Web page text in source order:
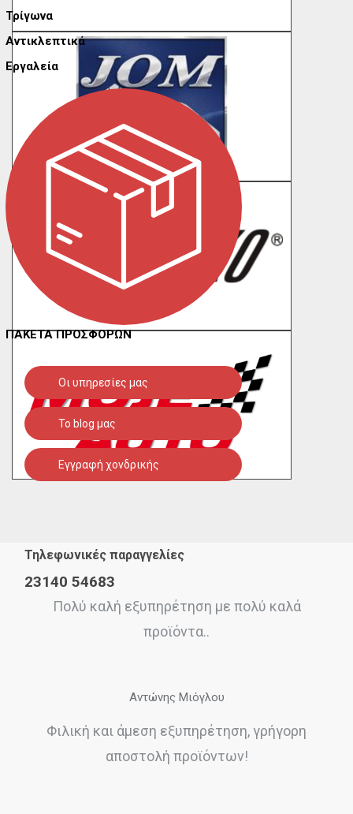
Τρίγωνα
Αντικλεπτικά
Εργαλεία
ΠΑΚΕΤΑ ΠΡΟΣΦΟΡΩΝ
Οι υπηρεσίες μας
To blog μας
Εγγραφή χονδρικής
Τηλεφωνικές παραγγελίες
23140 54683
Πολύ καλή εξυπηρέτηση με πολύ καλά
προϊόντα..
Αντώνης Μιόγλου
Φιλική και άμεση εξυπηρέτηση, γρήγορη
αποστολή προϊόντων!